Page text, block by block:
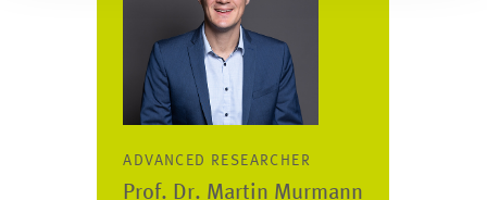
ADVANCED RESEARCHER
Prof. Dr. Martin Murmann